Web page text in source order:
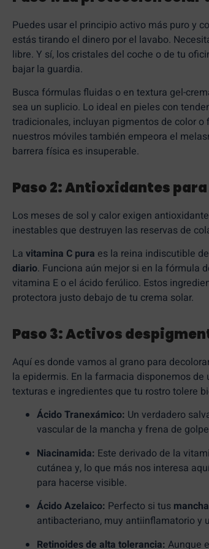
Puedes usar el principio activo más puro y
estás tirando el dinero por el lavabo.
libre. Y sí, los cristales del coche o de tu
bajar la guardia.
Busca fórmulas fluidas o en textura gel-
sea un suplicio. Lo ideal en pieles con
tradicionales, incluyan pigmentos de color
nuestros móviles también empeora el
barrera física es insuperable.
Paso 2: Antioxidantes
Los meses de sol y calor exigen
inestables que destruyen las reservas de
La vitamina C pura es la reina indiscutible
diario. Funciona aún mejor si en la fórmula
vitamina E o el ácido ferúlico. Estos
protectora justo debajo de tu crema solar.
Paso 3: Activos
Aquí es donde vamos al grano para
la epidermis. En la farmacia disponemos
texturas e ingredientes que tu rostro tolere
Ácido Tranexámico: Un verdadero
vascular de la mancha y frena de
Niacinamida: Este derivado de la
cutánea y, lo que más nos interesa
para hacerse visible.
Ácido Azelaico: Perfecto si tus
antibacteriano, muy antiinflamatorio y
Retinoides de alta tolerancia: Aunque